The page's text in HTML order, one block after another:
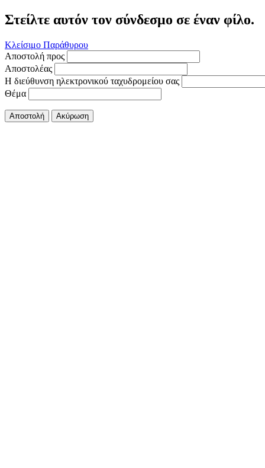
Στείλτε αυτόν τον σύνδεσμο σε έναν φίλο.
Κλείσιμο Παράθυρου
Αποστολή προς
Αποστολέας
Η διεύθυνση ηλεκτρονικού ταχυδρομείου σας
Θέμα
Αποστολή Ακύρωση